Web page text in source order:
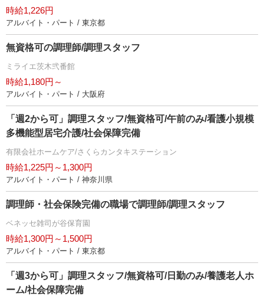
時給1,226円
アルバイト・パート / 東京都
無資格可の調理師/調理スタッフ
ミライエ茨木弐番館
時給1,180円～
アルバイト・パート / 大阪府
「週2から可」調理スタッフ/無資格可/午前のみ/看護小規模
多機能型居宅介護/社会保障完備
有限会社ホームケア/さくらカンタキステーション
時給1,225円～1,300円
アルバイト・パート / 神奈川県
調理師・社会保険完備の職場で調理師/調理スタッフ
ベネッセ雑司が谷保育園
時給1,300円～1,500円
アルバイト・パート / 東京都
「週3から可」調理スタッフ/無資格可/日勤のみ/養護老人ホ
ーム/社会保障完備